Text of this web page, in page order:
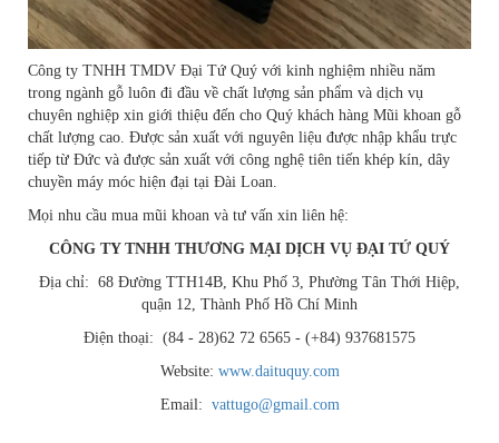
Công ty TNHH TMDV Đại Tứ Quý với kinh nghiệm nhiều năm
trong ngành gỗ luôn đi đầu về chất lượng sản phẩm và dịch vụ
chuyên nghiệp xin giới thiệu đến cho Quý khách hàng Mũi khoan gỗ
chất lượng cao. Được sản xuất với nguyên liệu được nhập khẩu trực
tiếp từ Đức và được sản xuất với công nghệ tiên tiến khép kín, dây
chuyền máy móc hiện đại tại Đài Loan.
Mọi nhu cầu mua mũi khoan và tư vấn xin liên hệ:
CÔNG TY TNHH THƯƠNG MẠI DỊCH VỤ ĐẠI TỨ QUÝ
Địa chỉ: 68 Đường TTH14B, Khu Phố 3, Phường Tân Thới Hiệp,
quận 12, Thành Phố Hồ Chí Minh
Điện thoại: (84 - 28)62 72 6565 - (+84) 937681575
Website: www.daituquy.com
Email: vattugo@gmail.com